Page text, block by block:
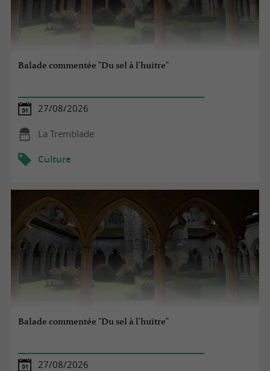
Balade commentée "Du sel à l'huître"
27/08/2026
La Tremblade
Culture
Balade commentée "Du sel à l'huître"
27/08/2026